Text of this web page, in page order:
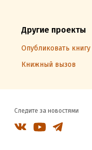
Другие проекты
Опубликовать
Книжный вызов
Следите за новостями